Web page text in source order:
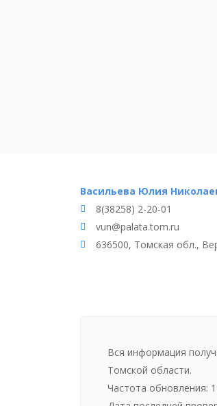
Васильева Юлия
8(38258) 2-20-01
vun@palata.tom.ru
636500, Томская обл.,
Вся информация
Томской области.
Частота обновления: